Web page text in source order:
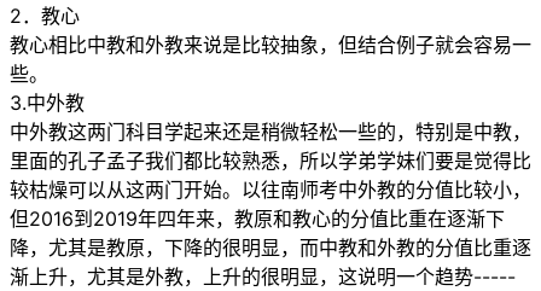
2．教心
教心相比中教和外教来说是比较抽象，但结合例子就会容易一
些。
3.中外教
中外教这两门科目学起来还是稍微轻松一些的，特别是中教，
里面的孔子孟子我们都比较熟悉，所以学弟学妹们要是觉得比
较枯燥可以从这两门开始。以往南师考中外教的分值比较小，
但2016到2019年四年来，教原和教心的分值比重在逐渐下
降，尤其是教原，下降的很明显，而中教和外教的分值比重逐
渐上升，尤其是外教，上升的很明显，这说明一个趋势-----